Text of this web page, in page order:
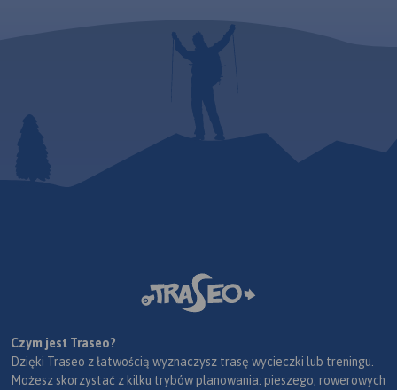
Czym jest Traseo?
Dzięki Traseo z łatwością wyznaczysz trasę wycieczki lub treningu.
Możesz skorzystać z kilku trybów planowania: pieszego, rowerowych